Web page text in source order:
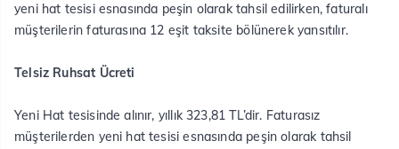
yeni hat tesisi esnasında peşin olarak tahsil edilirken, faturalı
müşterilerin faturasına 12 eşit taksite bölünerek yansıtılır.
Telsiz Ruhsat Ücreti
Yeni Hat tesisinde alınır, yıllık 323,81 TL’dir. Faturasız
müşterilerden yeni hat tesisi esnasında peşin olarak tahsil